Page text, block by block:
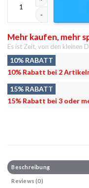
Mehr kaufen, mehr
Es ist Zeit, von den kleinen
10% RABATT
10% Rabatt bei 2
15% RABATT
15% Rabatt bei 3 oder
Beschreibung
Reviews (0)